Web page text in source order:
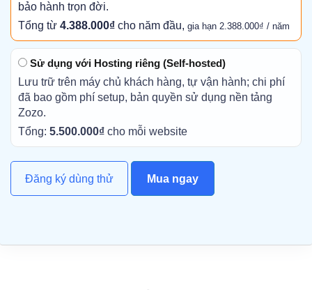
bảo hành trọn đời.
Tổng từ 4.388.000₫ cho năm đầu, gia hạn 2.388.000₫ / năm
Sử dụng với Hosting riêng (Self-hosted)
Lưu trữ trên máy chủ khách hàng, tự vận hành; chi phí
đã bao gồm phí setup, bản quyền sử dụng nền tảng
Zozo.
Tổng: 5.500.000₫ cho mỗi website
Đăng ký dùng thử Mua ngay